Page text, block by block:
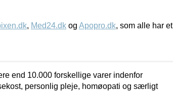
, Med24.dk og Apopro.dk, som alle har et
end 10.000 forskellige varer indenfor
personlig pleje, homøopati og særligt